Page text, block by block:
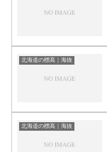
北海道の標高｜海抜
北海道の標高｜海抜